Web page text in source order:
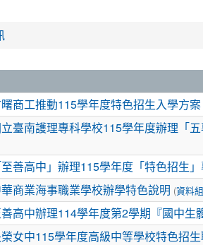
曙商工推動115學年度特色招生入學方案
立臺南護理專科學校115學年度辦理「
至善高中」辦理115學年度「特色招生
華商業海事職業學校辦學特色說明 (資料組
善高中辦理114學年度第2學期『國中生
女中115學年度高級中等學校特色招